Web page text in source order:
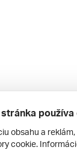
obsahu a
cookie.